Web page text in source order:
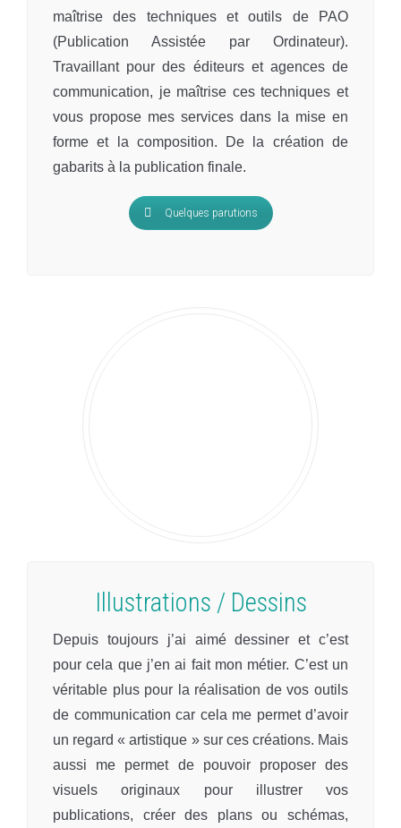
maîtrise des techniques et outils de PAO
(Publication Assistée par Ordinateur).
Travaillant pour des éditeurs et agences de
communication, je maîtrise ces techniques et
vous propose mes services dans la mise en
forme et la composition. De la création de
gabarits à la publication finale.
Quelques parutions
Illustrations / Dessins
Depuis toujours j’ai aimé dessiner et c’est
pour cela que j’en ai fait mon métier. C’est un
véritable plus pour la réalisation de vos outils
de communication car cela me permet d’avoir
un regard « artistique » sur ces créations. Mais
aussi me permet de pouvoir proposer des
visuels originaux pour illustrer vos
publications, créer des plans ou schémas,